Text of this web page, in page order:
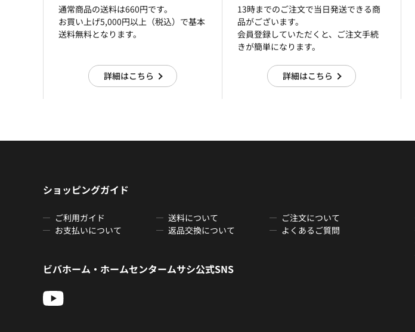
通常商品の送料は660円です。
お買い上げ5,000円以上（税込）で基本
送料無料となります。
詳細はこちら
13時までのご注文で当日発送できる商
品がございます。
会員登録していただくと、ご注文手続
きが簡単になります。
詳細はこちら
ショッピングガイド
ご利用ガイド 送料について
ご注文について
お支払いについて
返品交換について よくあるご質問
ビバホーム・ホームセンタームサシ公式SNS